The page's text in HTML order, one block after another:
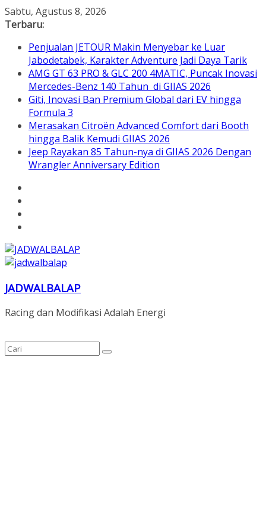
Skip
to
Sabtu, Agustus 8, 2026
Terbaru:
Penjualan JETOUR Makin Menyebar ke Luar
Jabodetabek, Karakter Adventure Jadi Daya Tarik
AMG GT 63 PRO & GLC 200 4MATIC, Puncak Inovasi
Mercedes-Benz 140 Tahun di GIIAS 2026
Giti, Inovasi Ban Premium Global dari EV hingga
Formula 3
Merasakan Citroën Advanced Comfort dari Booth
hingga Balik Kemudi GIIAS 2026
Jeep Rayakan 85 Tahun-nya di GIIAS 2026 Dengan
Wrangler Anniversary Edition
JADWALBALAP
Racing dan Modifikasi Adalah Energi